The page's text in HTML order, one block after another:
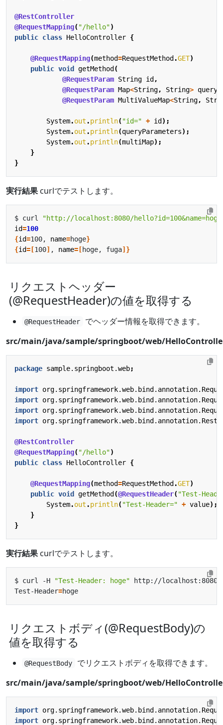
@RestController
@RequestMapping("/hello")
public class HelloController {
@RequestMapping(method=RequestMethod .GET)
public void getMethod (
@RequestParam String id ,
@RequestParam Map<String, String>
@RequestParam MultiValueMap<String,
System.out .println("id=" + id );
System.out .println(queryParameters);
System.out .println(multiMap);
}
}
実行結果 curlでテストします。
$ curl
"http://localhost:8080/
id=100
{id=100, name=hoge}
{id=[100] , name=[hoge, fuga]}
リクエストヘッダー
(@RequestHeader)の値を取得する
@RequestHeader
でヘッダー情報を取得できます。
src/main/java/sample/springboot/web/
package sample.springboot.web;
import
import
import
import
@RestController
@RequestMapping("/hello")
public class HelloController {
@RequestMapping(method=RequestMethod .GET)
public void getMethod (@RequestHeader("Test-
System.out .println("Test-Header=" + value);
}
}
実行結果 curlでテストします。
$ curl -H
"Test-Header: hoge"
Test-Header=
リクエストボディ(@RequestBody)の
値を取得する
@RequestBody
でリクエストボディを取得できます。
src/main/java/sample/springboot/web/
import
import